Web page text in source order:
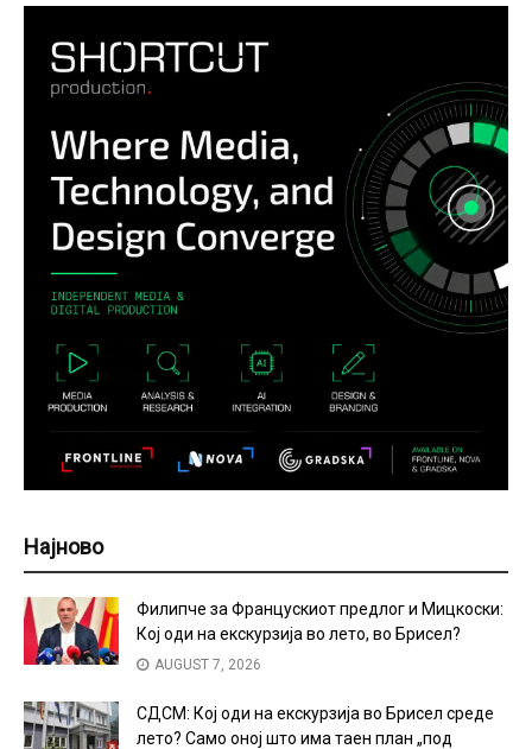
Најново
Филипче за Францускиот предлог и Мицкоски:
Кој оди на екскурзија во лето, во Брисел?
AUGUST 7, 2026
СДСМ: Кој оди на екскурзија во Брисел среде
лето? Само оној што има таен план „под